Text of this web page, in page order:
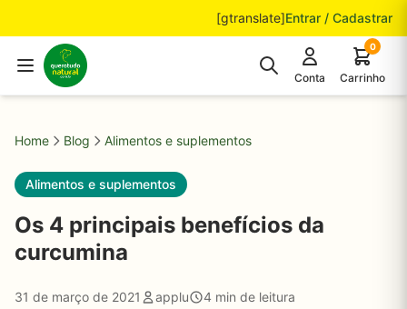
[gtranslate]Entrar / Cadastrar
Conta
0
Carrinho
Home Blog Alimentos e suplementos
Alimentos e suplementos
Os 4 principais benefícios da
curcumina
31 de março de 2021 applu 4 min de leitura